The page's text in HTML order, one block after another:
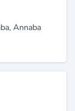
Annaba